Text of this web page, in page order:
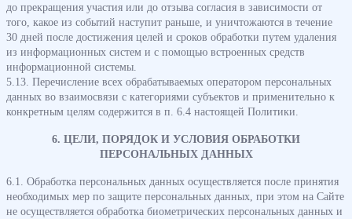
до прекращения участия или до отзыва согласия в зависимости от
того, какое из событий наступит раньше, и уничтожаются в течение
30 дней после достижения целей и сроков обработки путем удаления
из информационных систем и с помощью встроенных средств
информационной системы.
5.13. Перечисление всех обрабатываемых оператором персональных
данных во взаимосвязи с категориями субъектов и применительно к
конкретным целям содержится в п. 6.4 настоящей Политики.
6. ЦЕЛИ, ПОРЯДОК И УСЛОВИЯ ОБРАБОТКИ
ПЕРСОНАЛЬНЫХ ДАННЫХ
6.1. Обработка персональных данных осуществляется после принятия
необходимых мер по защите персональных данных, при этом на Сайте
не осуществляется обработка биометрических персональных данных и